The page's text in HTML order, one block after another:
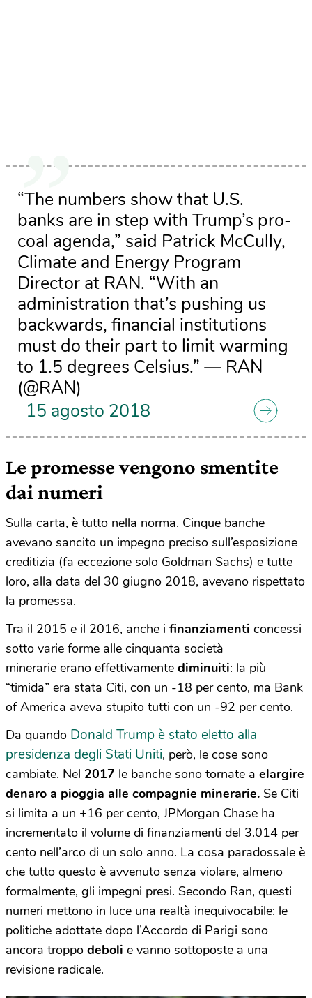
“The numbers show that U.S.
banks are in step with Trump’s pro-
coal agenda,” said Patrick McCully,
Climate and Energy Program
Director at RAN. “With an
administration that’s pushing us
backwards, financial institutions
must do their part to limit warming
to 1.5 degrees Celsius.” — RAN
(@RAN)
15 agosto 2018
Le promesse vengono smentite
dai numeri
Sulla carta, è tutto nella norma. Cinque banche
avevano sancito un impegno preciso sull’esposizione
creditizia (fa eccezione solo Goldman Sachs) e tutte
loro, alla data del 30 giugno 2018, avevano rispettato
la promessa.
Tra il 2015 e il 2016, anche i finanziamenti concessi
sotto varie forme alle cinquanta società
minerarie erano effettivamente diminuiti: la più
“timida” era stata Citi, con un -18 per cento, ma Bank
of America aveva stupito tutti con un -92 per cento.
Da quando Donald Trump è stato eletto alla
presidenza degli Stati Uniti, però, le cose sono
cambiate. Nel 2017 le banche sono tornate a elargire
denaro a pioggia alle compagnie minerarie. Se Citi
si limita a un +16 per cento, JPMorgan Chase ha
incrementato il volume di finanziamenti del 3.014 per
cento nell’arco di un solo anno. La cosa paradossale è
che tutto questo è avvenuto senza violare, almeno
formalmente, gli impegni presi. Secondo Ran, questi
numeri mettono in luce una realtà inequivocabile: le
politiche adottate dopo l’Accordo di Parigi sono
ancora troppo deboli e vanno sottoposte a una
revisione radicale.